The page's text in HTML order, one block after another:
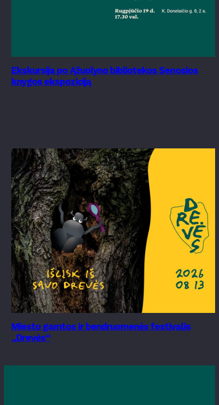
Ekskursija po Ąžuolyno bibliotekos Senosios
knygos ekspoziciją
Miesto gamtos ir bendruomenės festivalis
„Drevės“